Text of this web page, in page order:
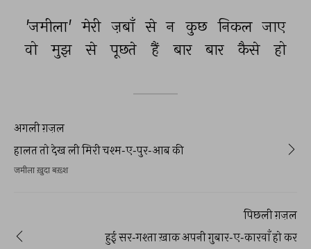
'जमीला' मेरी ज़बाँ से न कुछ निकल जाए
वो
मुझ से पूछते हैं बार बार कैसे हो
अगली ग़ज़ल
हालत तो देख ली मिरी चश्म-ए-पुर-आब की
जमीला ख़ुदा बख़्श
पिछली ग़ज़ल
हुई सर-गश्ता ख़ाक अपनी ग़ुबार-ए-कारवाँ हो कर